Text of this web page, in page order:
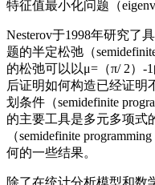
特征值最小化问题（
Nesterov于1998年研究了
题的半定松弛（
的松弛可以以μ= （π/ 2） -1
后证明如何构造已经证明
划条件（semidefinite
的主要工具是多元多项式
（semidefinite
何的一些结果。